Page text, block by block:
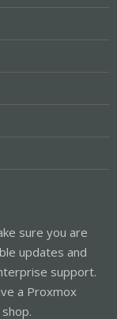
sure you are
updates and
support.
a Proxmox